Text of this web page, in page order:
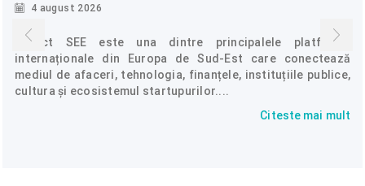
4 august 2026
Impact SEE este una dintre principalele platforme
internaționale din Europa de Sud-Est care conectează
mediul de afaceri, tehnologia, finanțele, instituțiile publice,
cultura și ecosistemul startupurilor....
Citeste mai mult